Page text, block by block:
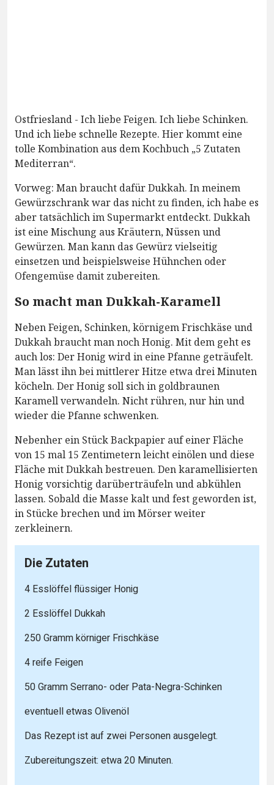
Ostfriesland - Ich liebe Feigen. Ich liebe Schinken.
Und ich liebe schnelle Rezepte. Hier kommt eine
tolle Kombination aus dem Kochbuch „5 Zutaten
Mediterran“.
Vorweg: Man braucht dafür Dukkah. In meinem
Gewürzschrank war das nicht zu finden, ich habe es
aber tatsächlich im Supermarkt entdeckt. Dukkah
ist eine Mischung aus Kräutern, Nüssen und
Gewürzen. Man kann das Gewürz vielseitig
einsetzen und beispielsweise Hühnchen oder
Ofengemüse damit zubereiten.
So macht man Dukkah-Karamell
Neben Feigen, Schinken, körnigem Frischkäse und
Dukkah braucht man noch Honig. Mit dem geht es
auch los: Der Honig wird in eine Pfanne geträufelt.
Man lässt ihn bei mittlerer Hitze etwa drei Minuten
köcheln. Der Honig soll sich in goldbraunen
Karamell verwandeln. Nicht rühren, nur hin und
wieder die Pfanne schwenken.
Nebenher ein Stück Backpapier auf einer Fläche
von 15 mal 15 Zentimetern leicht einölen und diese
Fläche mit Dukkah bestreuen. Den karamellisierten
Honig vorsichtig darüberträufeln und abkühlen
lassen. Sobald die Masse kalt und fest geworden ist,
in Stücke brechen und im Mörser weiter
zerkleinern.
Die Zutaten
4 Esslöffel flüssiger Honig
2 Esslöffel Dukkah
250 Gramm körniger Frischkäse
4 reife Feigen
50 Gramm Serrano- oder Pata-Negra-Schinken
eventuell etwas Olivenöl
Das Rezept ist auf zwei Personen ausgelegt.
Zubereitungszeit: etwa 20 Minuten.